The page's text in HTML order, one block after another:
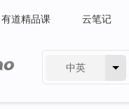
有道精品课 云笔记
中英